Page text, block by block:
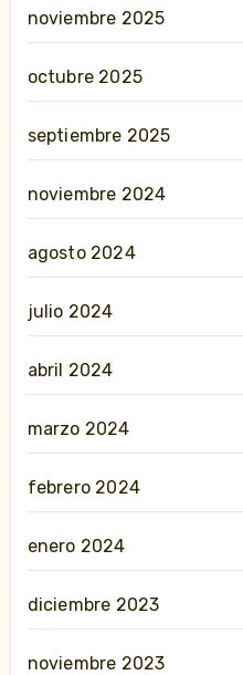
noviembre 2025
octubre 2025
septiembre 2025
noviembre 2024
agosto 2024
julio 2024
abril 2024
marzo 2024
febrero 2024
enero 2024
diciembre 2023
noviembre 2023